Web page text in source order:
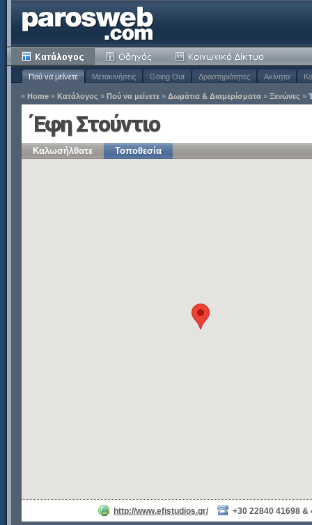
Πού να μείνετε Μετακινήσεις Going Out Δραστηριότητες Ακίνητα
» Home » Κατάλογος » Πού να μείνετε » Δωμάτια & Διαμερίσματα » Ξενώνες »
Έφη Στούντιο
Καλωσήλθατε Τοποθεσία
http://www.efistudios.gr/ +30 22840 41698 &